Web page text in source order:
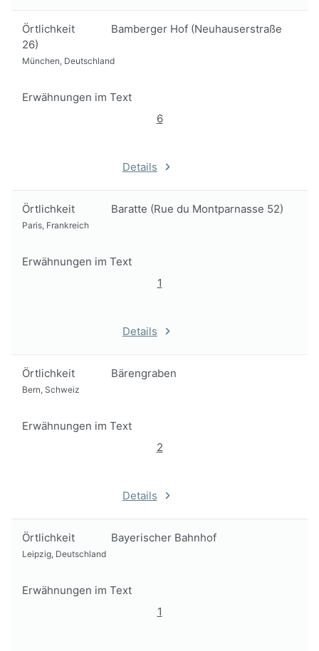
Örtlichkeit
Bamberger Hof (Neuhauserstraße
26)
München, Deutschland
Erwähnungen im Text
6
Details
Örtlichkeit Baratte (Rue du Montparnasse 52)
Paris, Frankreich
Erwähnungen im Text
1
Details
Örtlichkeit Bärengraben
Bern, Schweiz
Erwähnungen im Text
2
Details
Örtlichkeit Bayerischer Bahnhof
Leipzig, Deutschland
Erwähnungen im Text
1